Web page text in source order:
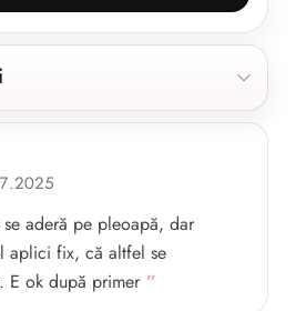
cu cele mai noi.
aderă pe pleoapă, dar
aplici fix, că altfel se
E ok după primer